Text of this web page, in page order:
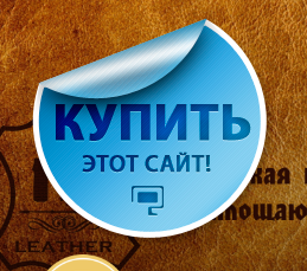
Перейти
к
содержимому